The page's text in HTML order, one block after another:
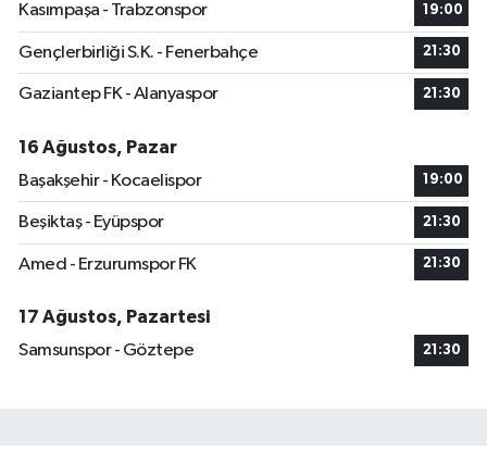
Kasımpaşa - Trabzonspor 19:00
Gençlerbirliği S.K. - Fenerbahçe 21:30
Gaziantep FK - Alanyaspor 21:30
16 Ağustos, Pazar
Başakşehir - Kocaelispor
19:00
Beşiktaş - Eyüpspor 21:30
Amed - Erzurumspor FK 21:30
17 Ağustos, Pazartesi
Samsunspor - Göztepe
21:30